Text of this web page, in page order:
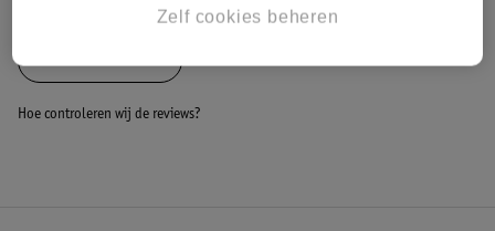
Hoe controleren wij de reviews?
Zelf cookies beheren